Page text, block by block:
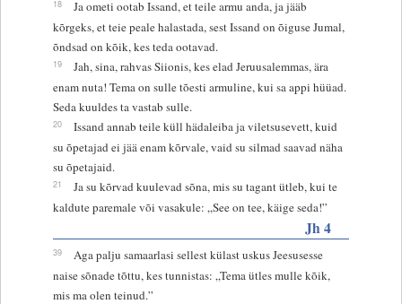
18
Ja ometi ootab Issand, et teile armu anda, ja jääb
kõrgeks, et teie peale halastada, sest Issand on õiguse Jumal,
õndsad on kõik, kes teda ootavad.
19
Jah, sina, rahvas Siionis, kes elad Jeruusalemmas, ära
enam nuta! Tema on sulle tõesti armuline, kui sa appi hüüad.
Seda kuuldes ta vastab sulle.
20
Issand annab teile küll hädaleiba ja viletsusevett, kuid
su õpetajad ei jää enam kõrvale, vaid su silmad saavad näha
su õpetajaid.
21
Ja su kõrvad kuulevad sõna, mis su tagant ütleb, kui te
kaldute paremale või vasakule: „See on tee, käige seda!”
Jh 4
39
Aga palju samaarlasi sellest külast uskus Jeesusesse
naise sõnade tõttu, kes tunnistas: „Tema ütles mulle kõik,
mis ma olen teinud.”